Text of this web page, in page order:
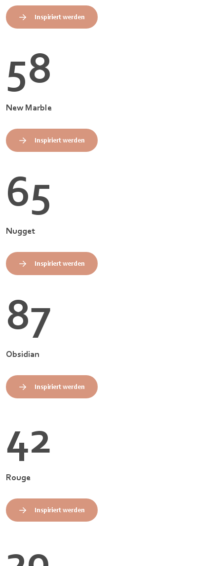
Inspiriert werden
58
New Marble
Inspiriert werden
65
Nugget
Inspiriert werden
87
Obsidian
Inspiriert werden
42
Rouge
Inspiriert werden